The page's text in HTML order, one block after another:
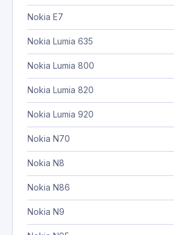
Nokia E7
Nokia Lumia 635
Nokia Lumia 800
Nokia Lumia 820
Nokia Lumia 920
Nokia N70
Nokia N8
Nokia N86
Nokia N9